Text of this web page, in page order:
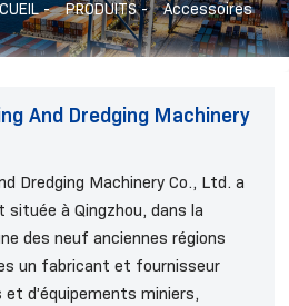
- PRODUITS- Accessoires
And Dredging Machinery
Dredging Machinery Co., Ltd. a
à Qingzhou, dans la
des neuf anciennes régions
un fabricant et fournisseur
d’équipements miniers,